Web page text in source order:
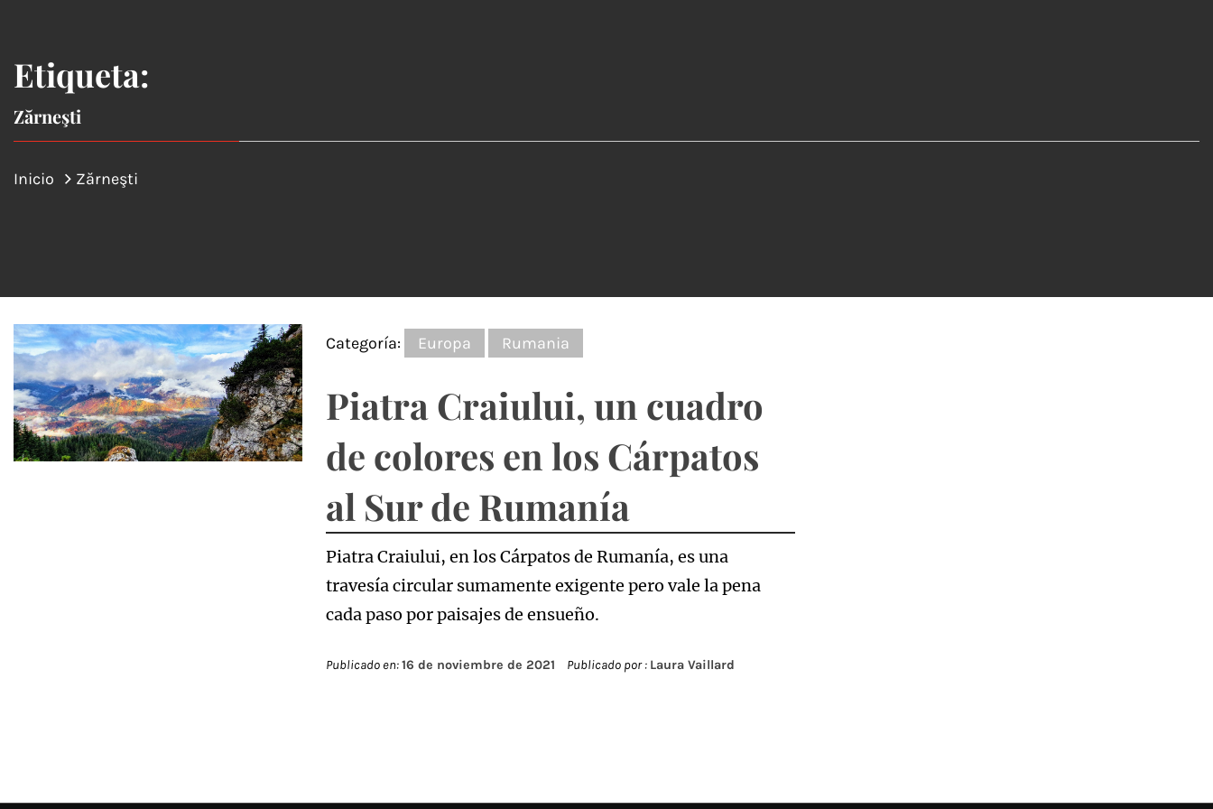
Etiqueta:
Zărneşti
Inicio Zărneşti
Categoría: Europa Rumania
Piatra Craiului, un cuadro
de colores en los Cárpatos
al Sur de Rumanía
Piatra Craiului, en los Cárpatos de Rumanía, es una
travesía circular sumamente exigente pero vale la pena
cada paso por paisajes de ensueño.
Publicado en:16 de noviembre de 2021 Publicado por : Laura Vaillard